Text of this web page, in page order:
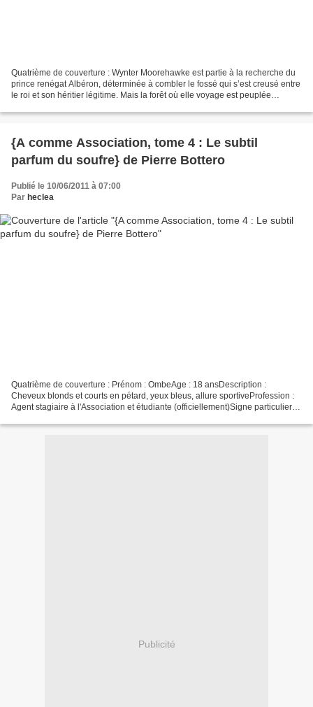
Quatrième de couverture : Wynter Moorehawke est partie à la recherche du
prince renégat Albéron, déterminée à combler le fossé qui s’est creusé entre
le roi et son héritier légitime. Mais la forêt où elle voyage est peuplée
{A comme Association, tome 4 : Le subtil
parfum du soufre} de Pierre Bottero
Publié le 10/06/2011 à 07:00
Par heclea
Quatrième de couverture : Prénom : OmbeAge : 18 ansDescription :
Cheveux blonds et courts en pétard, yeux bleus, allure sportiveProfession :
Agent stagiaire à l'Association et étudiante (officiellement)Signe particulier :
Publicité